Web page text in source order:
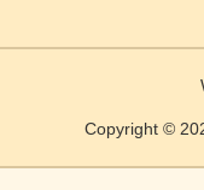
Copyright ©